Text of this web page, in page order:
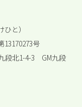
と）
号
段北1-4-3 GM九段